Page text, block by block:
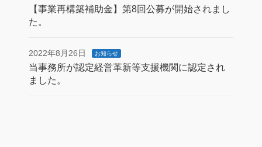
【事業再構築補助金】第8回公募が開始されまし
た。
2022年8月26日 お知らせ
当事務所が認定経営革新等支援機関に認定され
ました。